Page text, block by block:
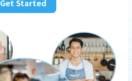
Get Started